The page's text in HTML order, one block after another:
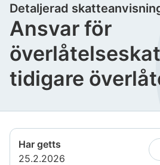
Ansvar för
tidigare
Detaljerad
Har getts
25.2.2026